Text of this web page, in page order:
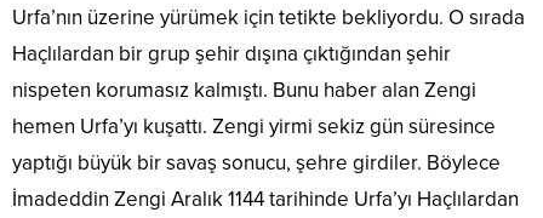
Urfa’nın üzerine yürümek için tetikte bekliyordu. O sırada
Haçlılardan bir grup şehir dışına çıktığından şehir
nispeten korumasız kalmıştı. Bunu haber alan Zengi
hemen Urfa’yı kuşattı. Zengi yirmi sekiz gün süresince
yaptığı büyük bir savaş sonucu, şehre girdiler. Böylece
İmadeddin Zengi Aralık 1144 tarihinde Urfa’yı Haçlılardan